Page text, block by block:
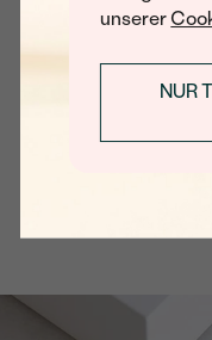
unserer
NUR